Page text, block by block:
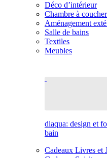
Déco d’intérieur
Chambre à coucher
Aménagement
Salle de bains
Textiles
Meubles
diaqua: design et
bain
Cadeaux Livres et